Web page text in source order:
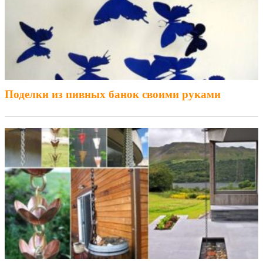
Поделки из пивных банок своими руками